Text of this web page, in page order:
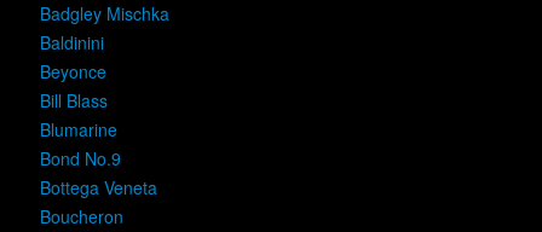
Badgley Mischka
Baldinini
Beyonce
Bill Blass
Blumarine
Bond No.9
Bottega Veneta
Boucheron